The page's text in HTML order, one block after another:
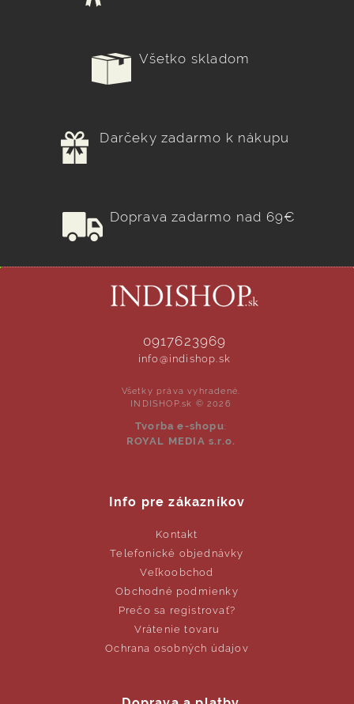
Všetko skladom
Darčeky zadarmo k nákupu
Doprava zadarmo nad 69€
0917623969
info@indishop.sk
Všetky práva vyhradené.
INDISHOP.sk © 2026
Tvorba e-shopu:
ROYAL MEDIA s.r.o.
Info pre zákazníkov
Kontakt
Telefonické objednávky
Veľkoobchod
Obchodné podmienky
Prečo sa registrovať?
Vrátenie tovaru
Ochrana osobných údajov